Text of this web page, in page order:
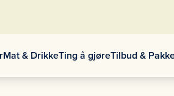
Mat & DrikkeTing å gjøreTilbud &